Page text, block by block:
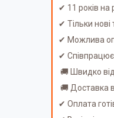
✔ 11 років на
✔ Тільки
✔ Можлива
✔
🚚 Швидко
🚚 Доставка
✔ Оплата